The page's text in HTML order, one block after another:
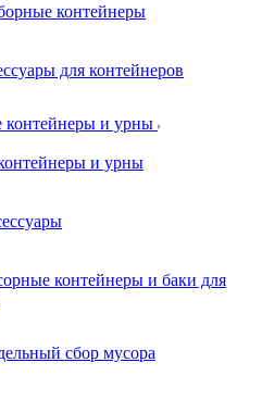
контейнеры
для контейнеров
и урны
и урны
контейнеры и баки для
сбор мусора